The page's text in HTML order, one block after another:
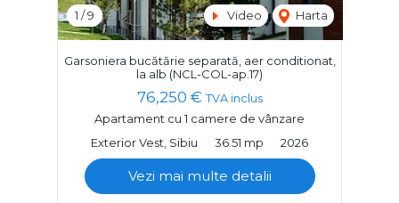
1 /9 Video Harta
Garsoniera bucătărie separată, aer conditionat,
la alb (NCL-COL-ap.17)
76,250 € TVA inclus
Apartament cu 1 camere de vânzare
Exterior Vest, Sibiu
36.51 mp 2026
Vezi mai multe detalii